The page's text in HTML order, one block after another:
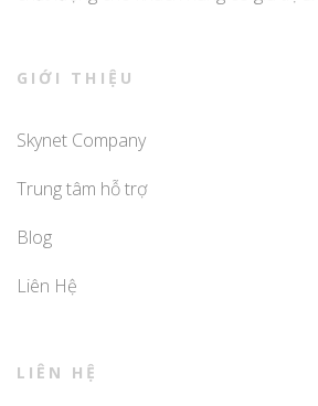
GIỚI THIỆU
Skynet Company
Trung tâm hỗ trợ
Blog
Liên Hệ
LIÊN HỆ